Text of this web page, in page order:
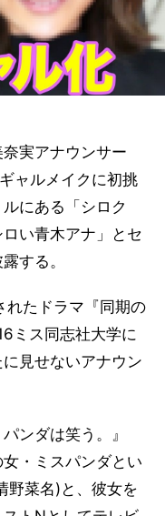
実アナウンサー
ャルメイクに初挑
にある「シロク
い青木アナ」とセ
する。
れたドラマ『同期の
ミス同志社大学に
見せないアナウン
ンダは笑う。』
・ミスパンダとい
野菜名)と、彼女を